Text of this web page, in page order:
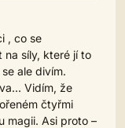
, co se
na síly, které jí to
ale divím.
Vidím, že
čtyřmi
magii. Asi proto –